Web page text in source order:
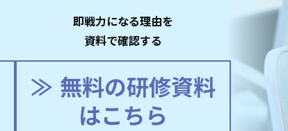
即戦力になる理由を
資料で確認する
無料の研修資料
はこちら